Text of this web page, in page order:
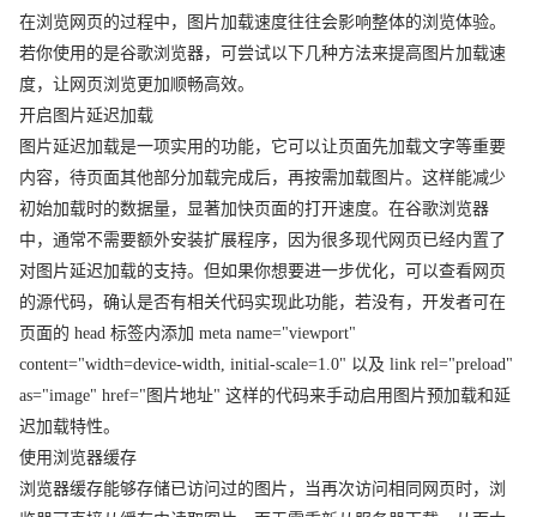
在浏览网页的过程中，图片加载速度往往会影响整体的浏览体验。
若你使用的是谷歌浏览器，可尝试以下几种方法来提高图片加载速
度，让网页浏览更加顺畅高效。
开启图片延迟加载
图片延迟加载是一项实用的功能，它可以让页面先加载文字等重要
内容，待页面其他部分加载完成后，再按需加载图片。这样能减少
初始加载时的数据量，显著加快页面的打开速度。在谷歌浏览器
中，通常不需要额外安装扩展程序，因为很多现代网页已经内置了
对图片延迟加载的支持。但如果你想要进一步优化，可以查看网页
的源代码，确认是否有相关代码实现此功能，若没有，开发者可在
页面的 head 标签内添加 meta name="viewport"
content="width=device-width, initial-scale=1.0" 以及 link rel="preload"
as="image" href="图片地址" 这样的代码来手动启用图片预加载和延
迟加载特性。
使用浏览器缓存
浏览器缓存能够存储已访问过的图片，当再次访问相同网页时，浏